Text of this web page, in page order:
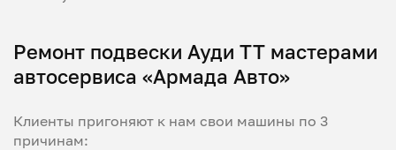
Ремонт подвески Ауди ТТ мастерами
автосервиса «Армада Авто»
Клиенты пригоняют к нам свои машины по 3
причинам: